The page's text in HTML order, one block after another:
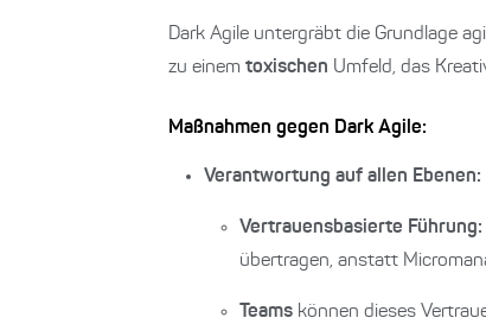
Dark Agile untergräbt die Grundlage
zu einem toxischen Umfeld, das
Maßnahmen gegen Dark Agile:
Verantwortung auf allen Ebenen:
Vertrauensbasierte Führung:
übertragen, anstatt
Teams können dieses